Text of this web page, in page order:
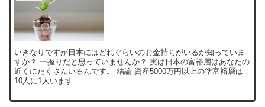
いきなりですが日本にはどれぐらいのお金持ちがいるか知っていま
すか？ 一握りだと思っていませんか？ 実は日本の富裕層はあなたの
近くにたくさんいるんです。 結論 資産5000万円以上の準富裕層は
10人に1人います ...